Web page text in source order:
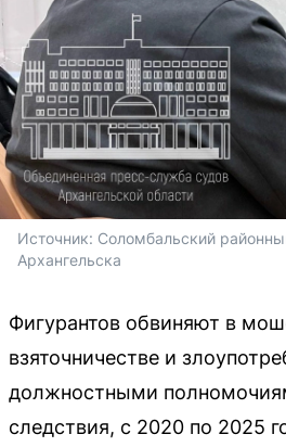
Источник: Соломбальский
Архангельска
Фигурантов обвиняют в
взяточничестве и
должностными
следствия, с 2020 по 2025